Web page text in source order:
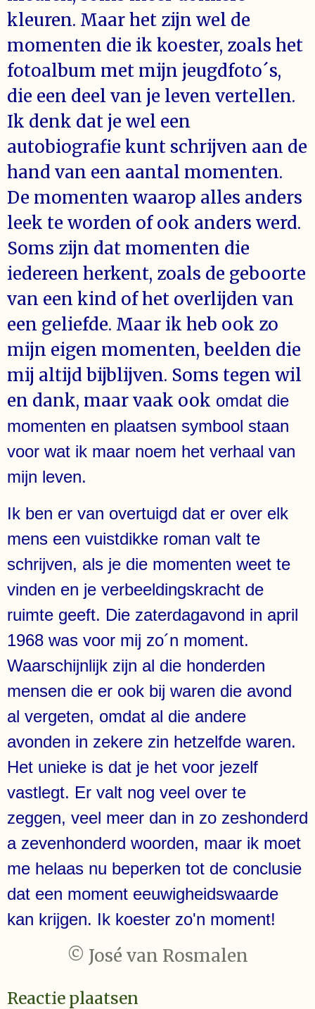
kleuren. Maar het zijn wel de
momenten die ik koester, zoals het
fotoalbum met mijn jeugdfoto´s,
die een deel van je leven vertellen.
Ik denk dat je wel een
autobiografie kunt schrijven aan de
hand van een aantal momenten.
De momenten waarop alles anders
leek te worden of ook anders werd.
Soms zijn dat momenten die
iedereen herkent, zoals de geboorte
van een kind of het overlijden van
een geliefde. Maar ik heb ook zo
mijn eigen momenten, beelden die
mij altijd bijblijven. Soms tegen wil
en dank, maar vaak ook omdat die
momenten en plaatsen symbool staan
voor wat ik maar noem het verhaal van
mijn leven.
Ik ben er van overtuigd dat er over elk
mens een vuistdikke roman valt te
schrijven, als je die momenten weet te
vinden en je verbeeldingskracht de
ruimte geeft. Die zaterdagavond in april
1968 was voor mij zo´n moment.
Waarschijnlijk zijn al die honderden
mensen die er ook bij waren die avond
al vergeten, omdat al die andere
avonden in zekere zin hetzelfde waren.
Het unieke is dat je het voor jezelf
vastlegt. Er valt nog veel over te
zeggen, veel meer dan in zo zeshonderd
a zevenhonderd woorden, maar ik moet
me helaas nu beperken tot de conclusie
dat een moment eeuwigheidswaarde
kan krijgen. Ik koester zo'n moment!
© José van Rosmalen
Reactie plaatsen